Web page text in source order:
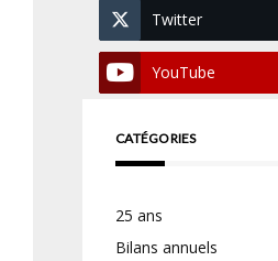
Twitter
YouTube
CATÉGORIES
25 ans
Bilans annuels